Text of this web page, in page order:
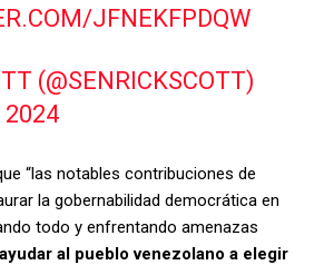
JFNEKFPDQW
(@SENRICKSCOTT)
2024
“las notables contribuciones de
la gobernabilidad democrática en
todo y enfrentando amenazas
al pueblo venezolano a elegir